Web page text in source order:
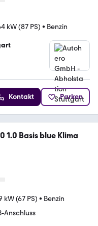
kW (87 PS) • Benzin
Kontakt Parken
1.0 Basis blue Klima
kW (67 PS) • Benzin
Anschluss